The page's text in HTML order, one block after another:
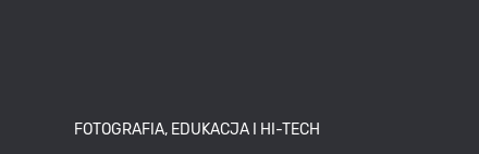
FOTOGRAFIA, EDUKACJA I HI-TECH